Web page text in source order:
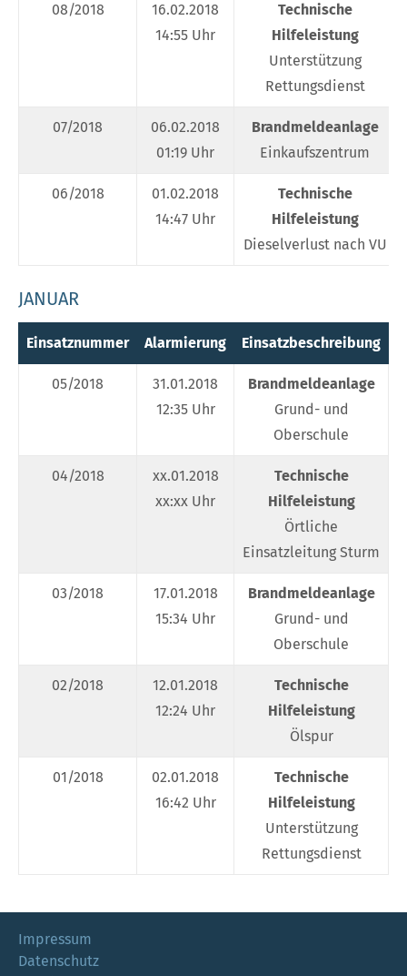
08/2018
16.02.2018
14:55 Uhr
Technische
Hilfeleistung
Unterstützung
Rettungsdienst
07/2018
06.02.2018
01:19 Uhr
Brandmeldeanlage
Einkaufszentrum
06/2018
01.02.2018
14:47 Uhr
Technische
Hilfeleistung
Dieselverlust nach VU
JANUAR
Einsatznummer Alarmierung Einsatzbeschreibung
05/2018
31.01.2018
12:35 Uhr
Brandmeldeanlage
Grund- und
Oberschule
04/2018
xx.01.2018
xx:xx Uhr
Technische
Hilfeleistung
Örtliche
Einsatzleitung Sturm
03/2018
17.01.2018
15:34 Uhr
Brandmeldeanlage
Grund- und
Oberschule
02/2018
12.01.2018
12:24 Uhr
Technische
Hilfeleistung
Ölspur
01/2018
02.01.2018
16:42 Uhr
Technische
Hilfeleistung
Unterstützung
Rettungsdienst
Impressum
Datenschutz